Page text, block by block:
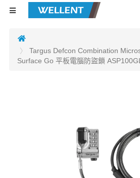
Targus Defcon Combination
Surface Go 平板電腦防盜鎖